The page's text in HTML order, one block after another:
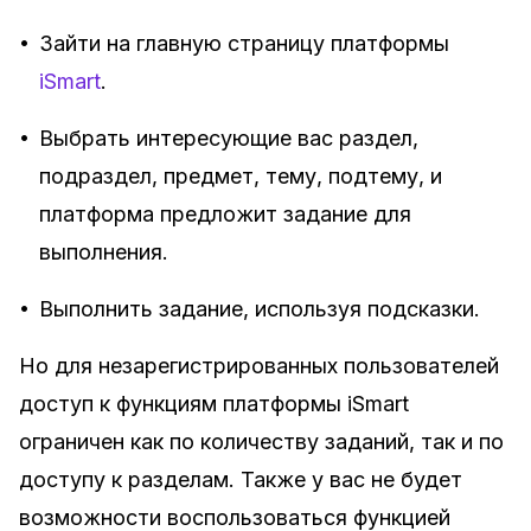
• Зайти на главную страницу платформы
iSmart.
• Выбрать интересующие вас раздел,
подраздел, предмет, тему, подтему, и
платформа предложит задание для
выполнения.
• Выполнить задание, используя подсказки.
Но для незарегистрированных пользователей
доступ к функциям платформы iSmart
ограничен как по количеству заданий, так и по
доступу к разделам. Также у вас не будет
возможности воспользоваться функцией